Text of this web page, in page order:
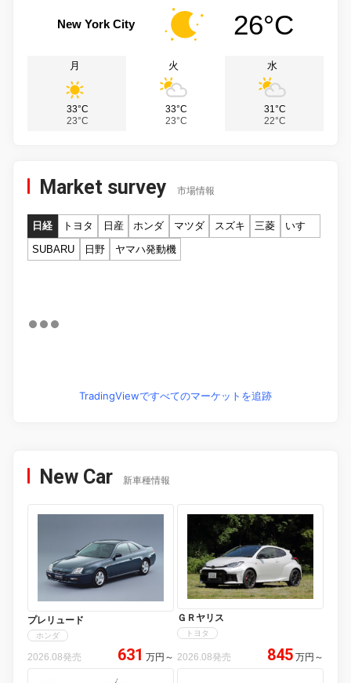
New York City 26°C
月
33°C
23°C
火
33°C
23°C
水
31°C
22°C
Market survey 市場情報
日経 トヨタ 日産 ホンダ マツダ スズキ 三菱
いすゞ
SUBARU
日野 ヤマハ発動機
TradingViewですべてのマーケットを追跡
New Car 新車種情報
プレリュード
ホンダ
2026.08発売 631 万円 ～
ＧＲヤリス
トヨタ
2026.08発売 845 万円 ～